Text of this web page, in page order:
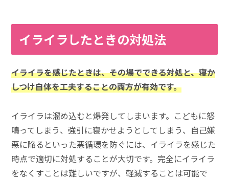
イライラしたときの対処法
イライラを感じたときは、その場でできる対処と、寝か
しつけ自体を工夫することの両方が有効です。
イライラは溜め込むと爆発してしまいます。こどもに怒
鳴ってしまう、強引に寝かせようとしてしまう、自己嫌
悪に陥るといった悪循環を防ぐには、イライラを感じた
時点で適切に対処することが大切です。完全にイライラ
をなくすことは難しいですが、軽減することは可能で